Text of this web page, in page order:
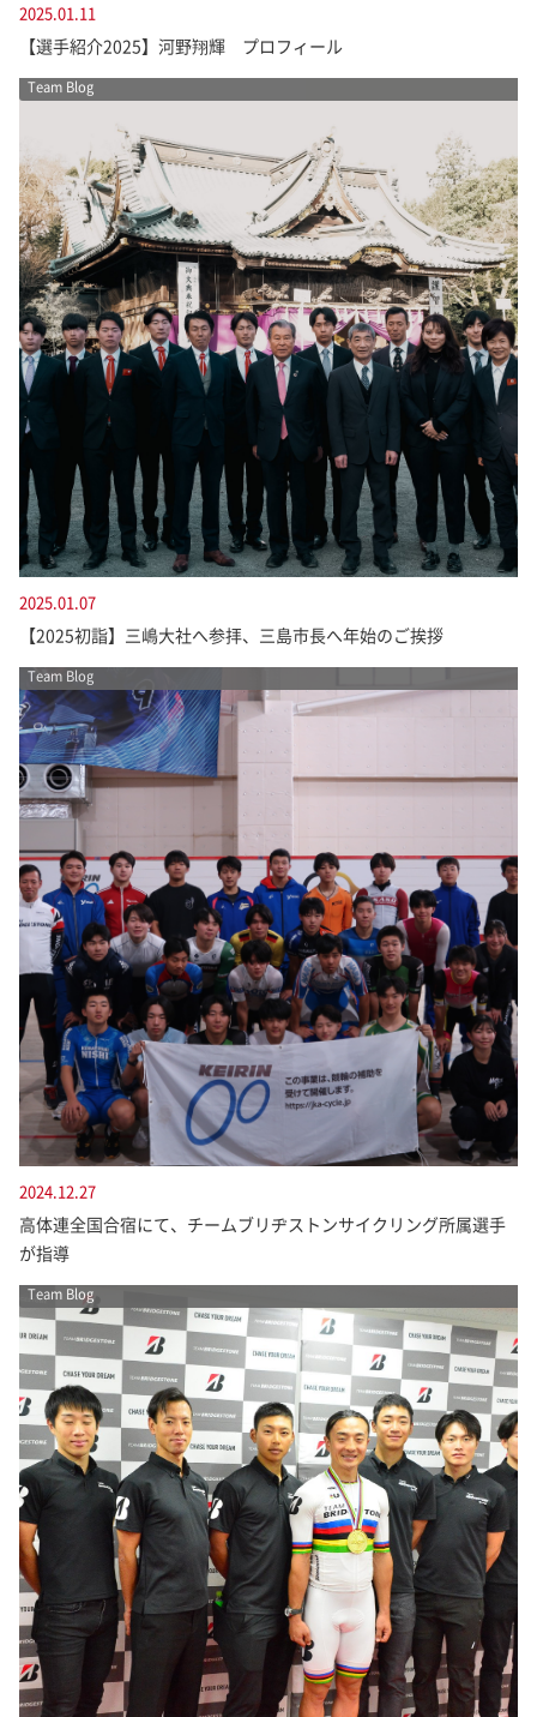
2025.01.11
【選手紹介2025】河野翔輝 プロフィール
Team Blog
2025.01.07
【2025初詣】三嶋大社へ参拝、三島市長へ年始のご挨拶
Team Blog
2024.12.27
高体連全国合宿にて、チームブリヂストンサイクリング所属選手
が指導
Team Blog